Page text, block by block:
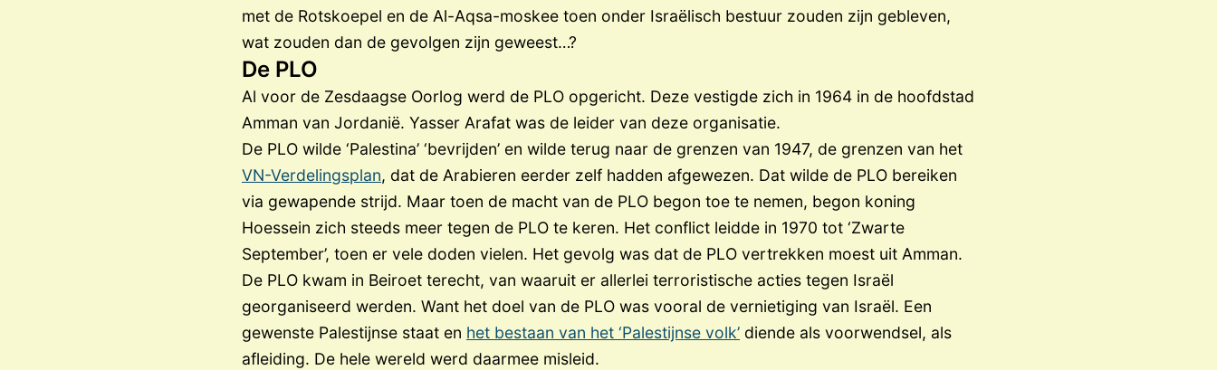
met de Rotskoepel en de Al-Aqsa-moskee toen onder Israëlisch bestuur zouden zijn gebleven,
wat zouden dan de gevolgen zijn geweest…?
De PLO
Al voor de Zesdaagse Oorlog werd de PLO opgericht. Deze vestigde zich in 1964 in de hoofdstad
Amman van Jordanië. Yasser Arafat was de leider van deze organisatie.
De PLO wilde ‘Palestina’ ‘bevrijden’ en wilde terug naar de grenzen van 1947, de grenzen van het
VN-Verdelingsplan, dat de Arabieren eerder zelf hadden afgewezen. Dat wilde de PLO bereiken
via gewapende strijd. Maar toen de macht van de PLO begon toe te nemen, begon koning
Hoessein zich steeds meer tegen de PLO te keren. Het conflict leidde in 1970 tot ‘Zwarte
September’, toen er vele doden vielen. Het gevolg was dat de PLO vertrekken moest uit Amman.
De PLO kwam in Beiroet terecht, van waaruit er allerlei terroristische acties tegen Israël
georganiseerd werden. Want het doel van de PLO was vooral de vernietiging van Israël. Een
gewenste Palestijnse staat en het bestaan van het ‘Palestijnse volk’ diende als voorwendsel, als
afleiding. De hele wereld werd daarmee misleid.